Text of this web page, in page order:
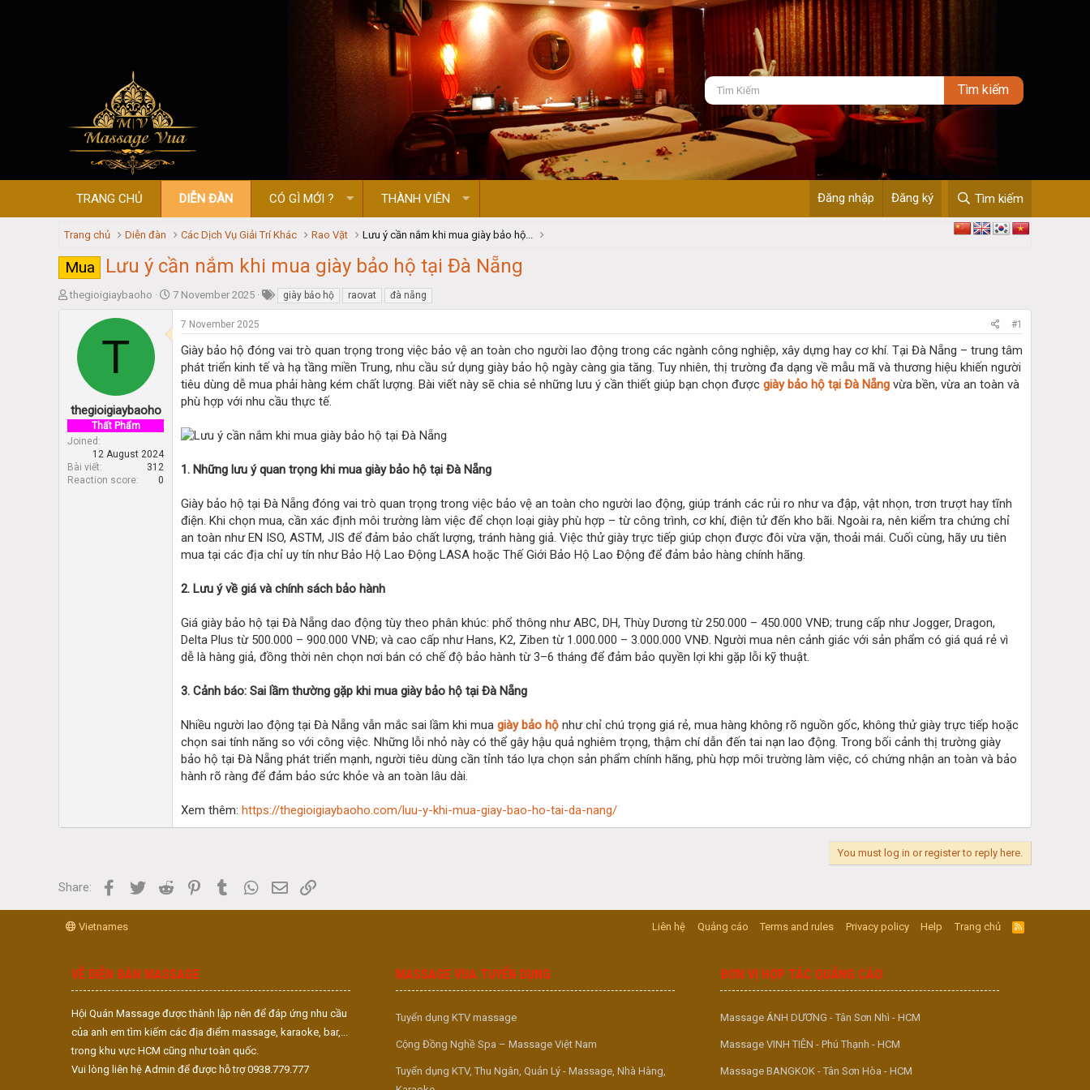
TRANG CHỦ DIỄN ĐÀN CÓ GÌ MỚI ? THÀNH VIÊN Đăng nhập Đăng ký Tìm kiếm
Trang chủ Diễn đàn Các Dịch Vụ Giải Trí Khác Rao Vặt Lưu ý cần nắm khi mua giày bảo hộ...
Mua Lưu ý cần nắm khi mua giày bảo hộ tại Đà Nẵng
T
a
t
r
thegioigiaybaoho
S
t
7 November 2025 giày bảo hộ raovat đà nẵng
T
thegioigiaybaoho
Thất Phẩm
Joined
12 August 2024
Bài viết
312
Reaction score
0
7 November 2025 #1
Giày bảo hộ đóng vai trò quan trọng trong việc bảo vệ an toàn cho người lao động trong các ngành công nghiệp, xây dựng hay cơ khí. Tại Đà Nẵng – trung tâm
phát triển kinh tế và hạ tầng miền Trung, nhu cầu sử dụng giày bảo hộ ngày càng gia tăng. Tuy nhiên, thị trường đa dạng về mẫu mã và thương hiệu khiến người
tiêu dùng dễ mua phải hàng kém chất lượng. Bài viết này sẽ chia sẻ những lưu ý cần thiết giúp bạn chọn được giày bảo hộ tại Đà Nẵng vừa bền, vừa an toàn và
phù hợp với nhu cầu thực tế.
1. Những lưu ý quan trọng khi mua giày bảo hộ tại Đà Nẵng
Giày bảo hộ tại Đà Nẵng đóng vai trò quan trọng trong việc bảo vệ an toàn cho người lao động, giúp tránh các rủi ro như va đập, vật nhọn, trơn trượt hay tĩnh
điện. Khi chọn mua, cần xác định môi trường làm việc để chọn loại giày phù hợp – từ công trình, cơ khí, điện tử đến kho bãi. Ngoài ra, nên kiểm tra chứng chỉ
an toàn như EN ISO, ASTM, JIS để đảm bảo chất lượng, tránh hàng giả. Việc thử giày trực tiếp giúp chọn được đôi vừa vặn, thoải mái. Cuối cùng, hãy ưu tiên
mua tại các địa chỉ uy tín như Bảo Hộ Lao Động LASA hoặc Thế Giới Bảo Hộ Lao Động để đảm bảo hàng chính hãng.
2. Lưu ý về giá và chính sách bảo hành
Giá giày bảo hộ tại Đà Nẵng dao động tùy theo phân khúc: phổ thông như ABC, DH, Thùy Dương từ 250.000 – 450.000 VNĐ; trung cấp như Jogger, Dragon,
Delta Plus từ 500.000 – 900.000 VNĐ; và cao cấp như Hans, K2, Ziben từ 1.000.000 – 3.000.000 VNĐ. Người mua nên cảnh giác với sản phẩm có giá quá rẻ vì
dễ là hàng giả, đồng thời nên chọn nơi bán có chế độ bảo hành từ 3–6 tháng để đảm bảo quyền lợi khi gặp lỗi kỹ thuật.
3. Cảnh báo: Sai lầm thường gặp khi mua giày bảo hộ tại Đà Nẵng
Nhiều người lao động tại Đà Nẵng vẫn mắc sai lầm khi mua giày bảo hộ như chỉ chú trọng giá rẻ, mua hàng không rõ nguồn gốc, không thử giày trực tiếp hoặc
chọn sai tính năng so với công việc. Những lỗi nhỏ này có thể gây hậu quả nghiêm trọng, thậm chí dẫn đến tai nạn lao động. Trong bối cảnh thị trường giày
bảo hộ tại Đà Nẵng phát triển mạnh, người tiêu dùng cần tỉnh táo lựa chọn sản phẩm chính hãng, phù hợp môi trường làm việc, có chứng nhận an toàn và bảo
hành rõ ràng để đảm bảo sức khỏe và an toàn lâu dài.
Xem thêm: https://thegioigiaybaoho.com/luu-y-khi-mua-giay-bao-ho-tai-da-nang/
You must log in or register to reply here.
Share: Facebook
Twitter Reddit PinterestTumblr WhatsApp
Email
Vietnames Liên hệ Quảng cáo Terms and rules Privacy policy Help Trang chủ
R
S
VỀ DIỄN ĐÀN MASSAGE
Hội Quán Massage được thành lập nên để đáp ứng nhu cầu
của anh em tìm kiếm các địa điểm massage, karaoke, bar,...
trong khu vực HCM cũng như toàn quốc.
Vui lòng liên hệ Admin để được hỗ trợ 0938.779.777
MASSAGE VUA TUYỂN DỤNG
Tuyển dụng KTV massage
Cộng Đồng Nghề Spa – Massage Việt Nam
Tuyển dụng KTV, Thu Ngân, Quản Lý - Massage, Nhà Hàng,
ĐƠN VỊ HỢP TÁC QUẢNG CÁO
Massage ÁNH DƯƠNG - Tân Sơn Nhì - HCM
Massage VINH TIÊN - Phú Thạnh - HCM
Massage BANGKOK - Tân Sơn Hòa - HCM